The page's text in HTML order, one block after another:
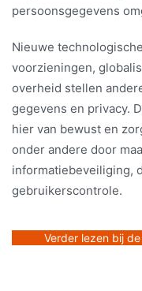
persoonsgegevens
Nieuwe
voorzieningen,
overheid stellen
gegevens en privacy.
hier van bewust en
onder andere door
informatiebeveiliging,
gebruikerscontrole.
Verder lezen bij